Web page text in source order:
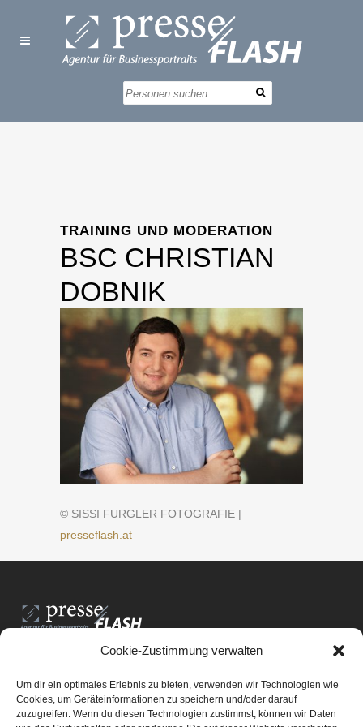
Cookie-Zustimmung verwalten
Um dir ein optimales Erlebnis zu bieten, verwenden wir Technologien wie
Cookies, um Geräteinformationen zu speichern und/oder darauf
zuzugreifen. Wenn du diesen Technologien zustimmst, können wir Daten
TRAINING UND MODERATION
BSC CHRISTIAN
DOBNIK
© SISSI FURGLER FOTOGRAFIE |
presseflash.at
PresseFlash e.U.
8061 St. Radegund bei Graz
E-Mail-Adresse:office@presseflash.at